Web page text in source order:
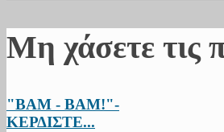
Μη χάσετε τις
"BAM - BAM!"-
ΚΕΡΔΙΣΤΕ...